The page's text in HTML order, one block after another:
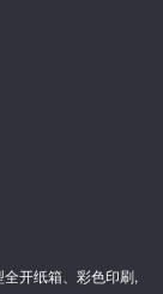
开纸箱、彩色印刷,